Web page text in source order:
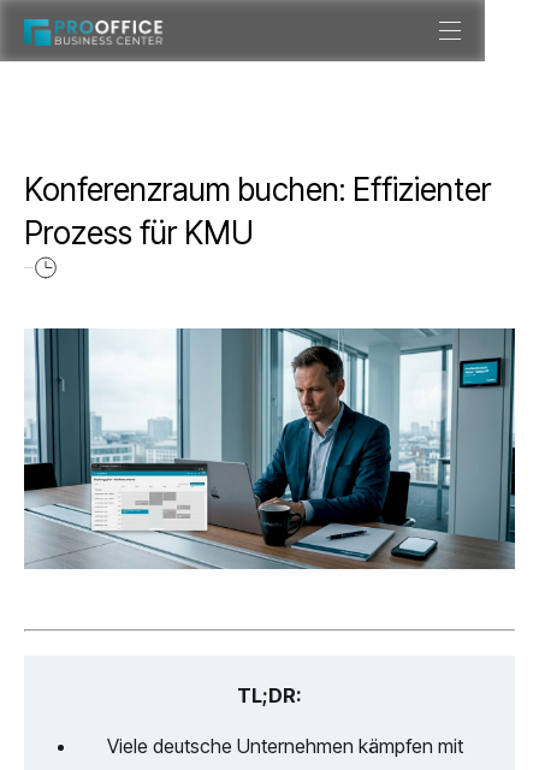
Konferenzraum buchen: Effizienter
Prozess für KMU
TL;DR:
Viele deutsche Unternehmen kämpfen mit